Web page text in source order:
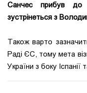
Санчес прибув до
зустрінеться з
Також варто
Раді ЄС, тому мета
України з боку